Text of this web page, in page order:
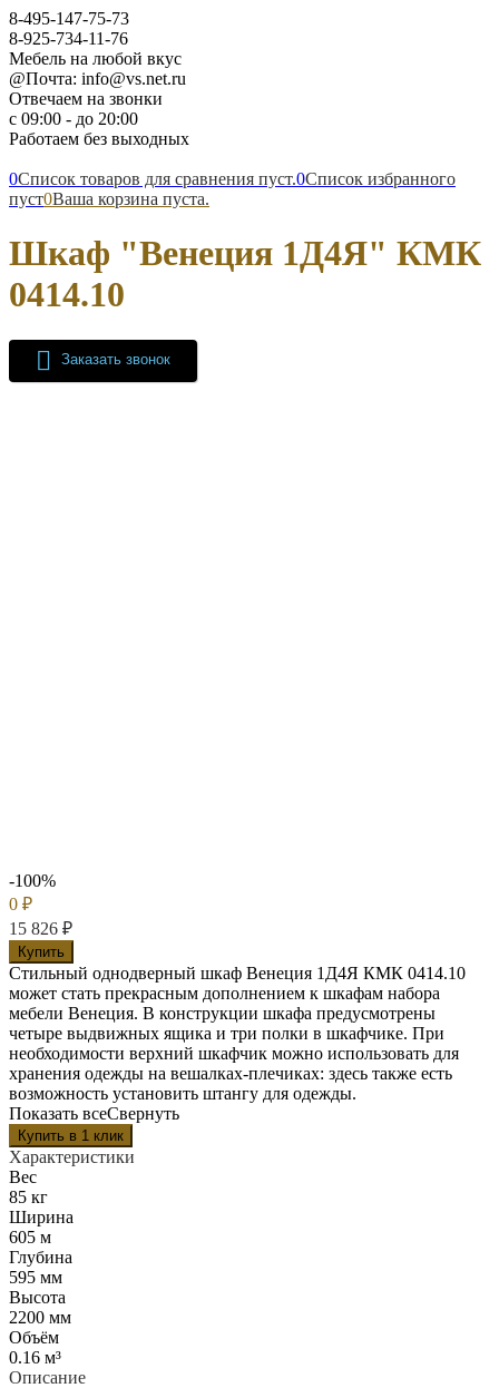
8-495-147-75-73
8-925-734-11-76
Мебель на любой вкус
@Почта: info@vs.net.ru
Отвечаем на звонки
с 09:00 - до 20:00
Работаем без выходных
0Список товаров для сравнения пуст.0Список избранного
пуст0Ваша корзина пуста.
Шкаф "Венеция 1Д4Я" КМК
0414.10
Заказать звонок
-100%
0 ₽
15 826 ₽
Купить
Стильный однодверный шкаф Венеция 1Д4Я КМК 0414.10
может стать прекрасным дополнением к шкафам набора
мебели Венеция. В конструкции шкафа предусмотрены
четыре выдвижных ящика и три полки в шкафчике. При
необходимости верхний шкафчик можно использовать для
хранения одежды на вешалках-плечиках: здесь также есть
возможность установить штангу для одежды.
Показать всеСвернуть
Характеристики
Вес
85 кг
Ширина
605 м
Глубина
595 мм
Высота
2200 мм
Объём
0.16 м³
Описание